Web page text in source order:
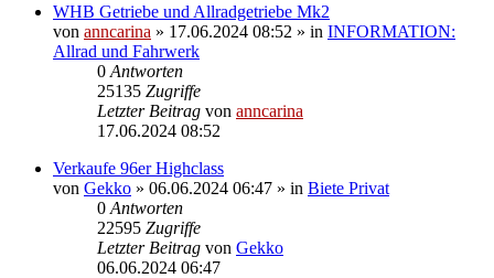
WHB Getriebe und Allradgetriebe Mk2
von anncarina » 17.06.2024 08:52 » in INFORMATION:
Allrad und Fahrwerk
0 Antworten
25135 Zugriffe
Letzter Beitrag von anncarina
17.06.2024 08:52
Verkaufe 96er Highclass
von Gekko » 06.06.2024 06:47 » in Biete Privat
0 Antworten
22595 Zugriffe
Letzter Beitrag von Gekko
06.06.2024 06:47